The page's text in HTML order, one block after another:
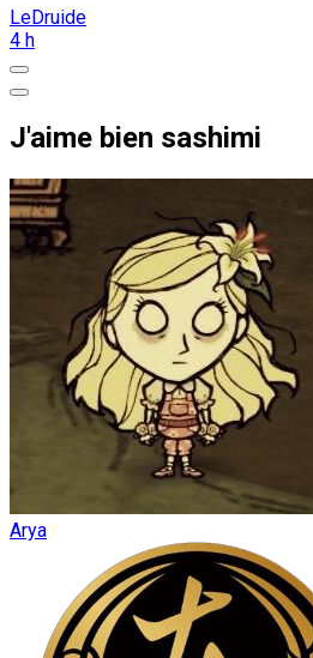
LeDruide
4 h
J'aime bien sashimi
Arya